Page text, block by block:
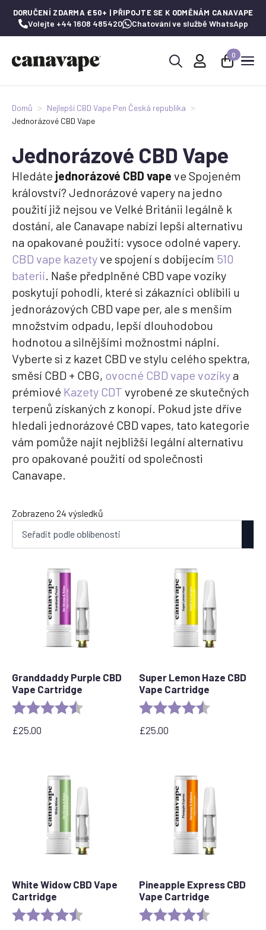
DORUČENÍ ZDARMA £50+ | PŘIPOJTE SE K ODMĚNÁM CANAVAPE
Volejte +44 1608 485420 Chatování ve službě WhatsApp
0
Domů
Nejlepší CBD Vape Pen Česká republika
Jednorázové CBD Vape
Jednorázové CBD Vape
Hledáte jednorázové CBD vape ve Spojeném
království? Jednorázové vapery na jedno
použití již nejsou ve Velké Británii legálně k
dostání, ale Canavape nabízí lepší alternativu
na opakované použití: vysoce odolné vapery.
CBD vape kazetyve spojení s dobíjecím 510
baterií. Naše předplněné CBD vape vozíky
poskytují pohodlí, které si zákazníci oblíbili u
jednorázových CBD vape per, ale s menším
množstvím odpadu, lepší dlouhodobou
hodnotou a silnějšími možnostmi náplní.
Vyberte si z kazet CBD ve stylu celého spektra,
směsí CBD + CBG, ovocné CBD vape vozíkya
prémiové Kazety CDT vyrobené ze skutečných
terpenů získaných z konopí. Pokud jste dříve
hledali jednorázové CBD vapes, tato kategorie
vám pomůže najít nejbližší legální alternativu
pro opakované použití od společnosti
Canavape.
Zobrazeno 24 výsledků
oblíbenosti
Granddaddy Purple CBD
Vape Cartridge
Rating: 4.5 out of 5 stars
£25.00
Super Lemon Haze CBD
Vape Cartridge
Rating:
£25.00
White Widow CBD Vape
Cartridge
Rating: 4.6 out of 5 stars
Pineapple Express CBD
Vape Cartridge
Rating: